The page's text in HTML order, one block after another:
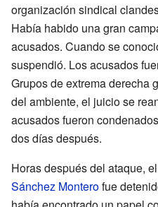
organización sindical
Había habido una gran
acusados. Cuando se
suspendió. Los acusados
Grupos de extrema derecha
del ambiente, el juicio se
acusados fueron
dos días después.
Horas después del ataque,
Sánchez Monterofue